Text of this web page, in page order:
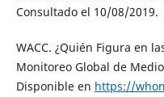
Consultado el 10/08/2019.
WACC. ¿Quién Figura en
Monitoreo Global de
Disponible en https://